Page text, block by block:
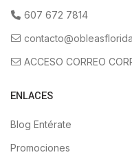
607 672 7814
ACCESO CORREO
ENLACES
Blog Entérate
Promociones